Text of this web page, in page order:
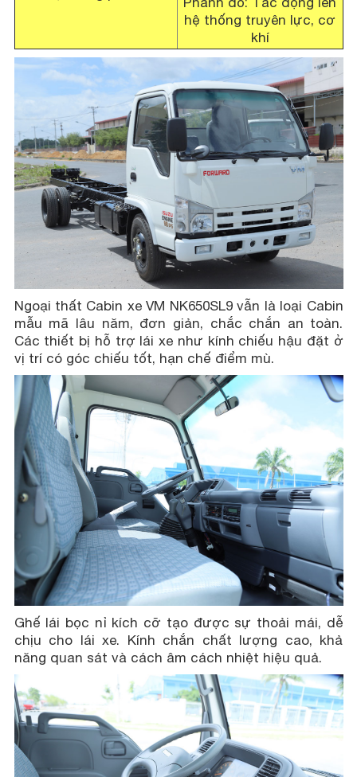
hệ thống truyên lực, cơ
khí
Ngoại thất Cabin xe VM NK650SL9 vẫn là loại Cabin
mẫu mã lâu năm, đơn giản, chắc chắn an toàn.
Các thiết bị hỗ trợ lái xe như kính chiếu hậu đặt ở
vị trí có góc chiếu tốt, hạn chế điểm mù.
Ghế lái bọc nỉ kích cỡ tạo được sự thoải mái, dễ
chịu cho lái xe. Kính chắn chất lượng cao, khả
năng quan sát và cách âm cách nhiệt hiệu quả.